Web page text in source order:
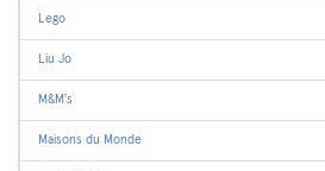
Lego
Liu Jo
M&M's
Maisons du Monde